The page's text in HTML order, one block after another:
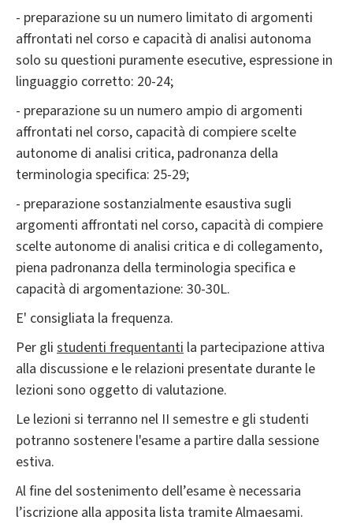
- preparazione su un numero limitato di argomenti
affrontati nel corso e capacità di analisi autonoma
solo su questioni puramente esecutive, espressione in
linguaggio corretto: 20-24;
- preparazione su un numero ampio di argomenti
affrontati nel corso, capacità di compiere scelte
autonome di analisi critica, padronanza della
terminologia specifica: 25-29;
- preparazione sostanzialmente esaustiva sugli
argomenti affrontati nel corso, capacità di compiere
scelte autonome di analisi critica e di collegamento,
piena padronanza della terminologia specifica e
capacità di argomentazione: 30-30L.
E' consigliata la frequenza.
Per gli studenti frequentanti la partecipazione attiva
alla discussione e le relazioni presentate durante le
lezioni sono oggetto di valutazione.
Le lezioni si terranno nel II semestre e gli studenti
potranno sostenere l'esame a partire dalla sessione
estiva.
Al fine del sostenimento dell’esame è necessaria
l’iscrizione alla apposita lista tramite Almaesami.